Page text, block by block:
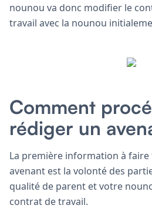
nounou va donc modifier le
travail avec la nounou
Comment
rédiger un
La première information à
avenant est la volonté des
qualité de parent et votre
contrat de travail.